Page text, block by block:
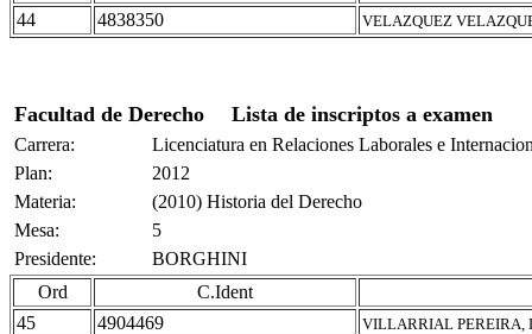
44 4838350 VELAZQUEZ
Facultad de Derecho Lista de inscriptos a examen
Carrera:
Licenciatura en Relaciones Laborales e
Plan:
2012
Materia:
(2010) Historia del Derecho
Mesa:
5
Presidente:
BORGHINI
Ord
C.Ident
45
4904469 VILLARRIAL PEREIRA,